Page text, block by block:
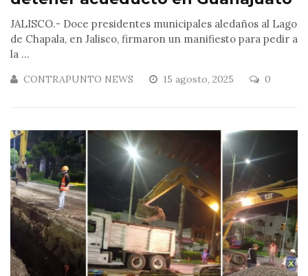
JALISCO.- Doce presidentes municipales aledaños al Lago
de Chapala, en Jalisco, firmaron un manifiesto para pedir a
la ...
CONTRAPUNTO NEWS 15 agosto, 2025 0